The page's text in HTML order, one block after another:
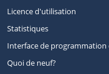
Licence d'utilisation
Statistiques
Interface de programmation
Quoi de neuf?